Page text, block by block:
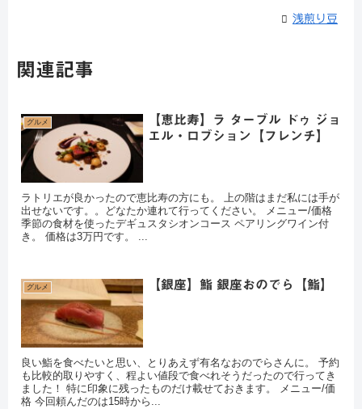
浅煎り豆
関連記事
グルメ
【恵比寿】ラ ターブル ドゥ ジョ
エル・ロブション【フレンチ】
ラトリエが良かったので恵比寿の方にも。 上の階はまだ私には手が
出せないです。。どなたか連れて行ってください。 メニュー/価格
季節の食材を使ったデギュスタシオンコース ペアリングワイン付
き。 価格は3万円です。 ...
グルメ 【銀座】鮨 銀座おのでら【鮨】
良い鮨を食べたいと思い、とりあえず有名なおのでらさんに。 予約
も比較的取りやすく、程よい値段で食べれそうだったので行ってき
ました！ 特に印象に残ったものだけ載せておきます。 メニュー/価
格 今回頼んだのは15時から...